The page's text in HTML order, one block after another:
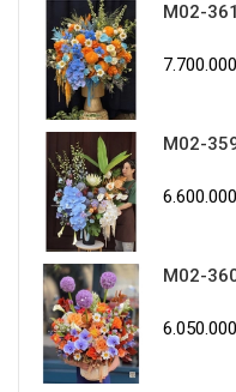
M02-361
M02-
M02-